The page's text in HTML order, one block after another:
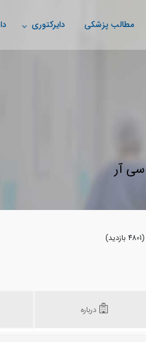
مطالب پزشکی دایرکتوری
سی آر
(4801 بازدید)
درباره